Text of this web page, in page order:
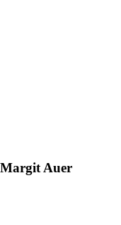
Margit Auer